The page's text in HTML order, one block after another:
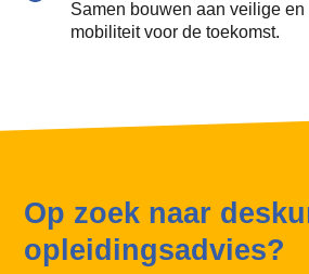
Samen bouwen aan veilige en
mobiliteit voor de toekomst.
Op zoek naar
opleidingsadvies?